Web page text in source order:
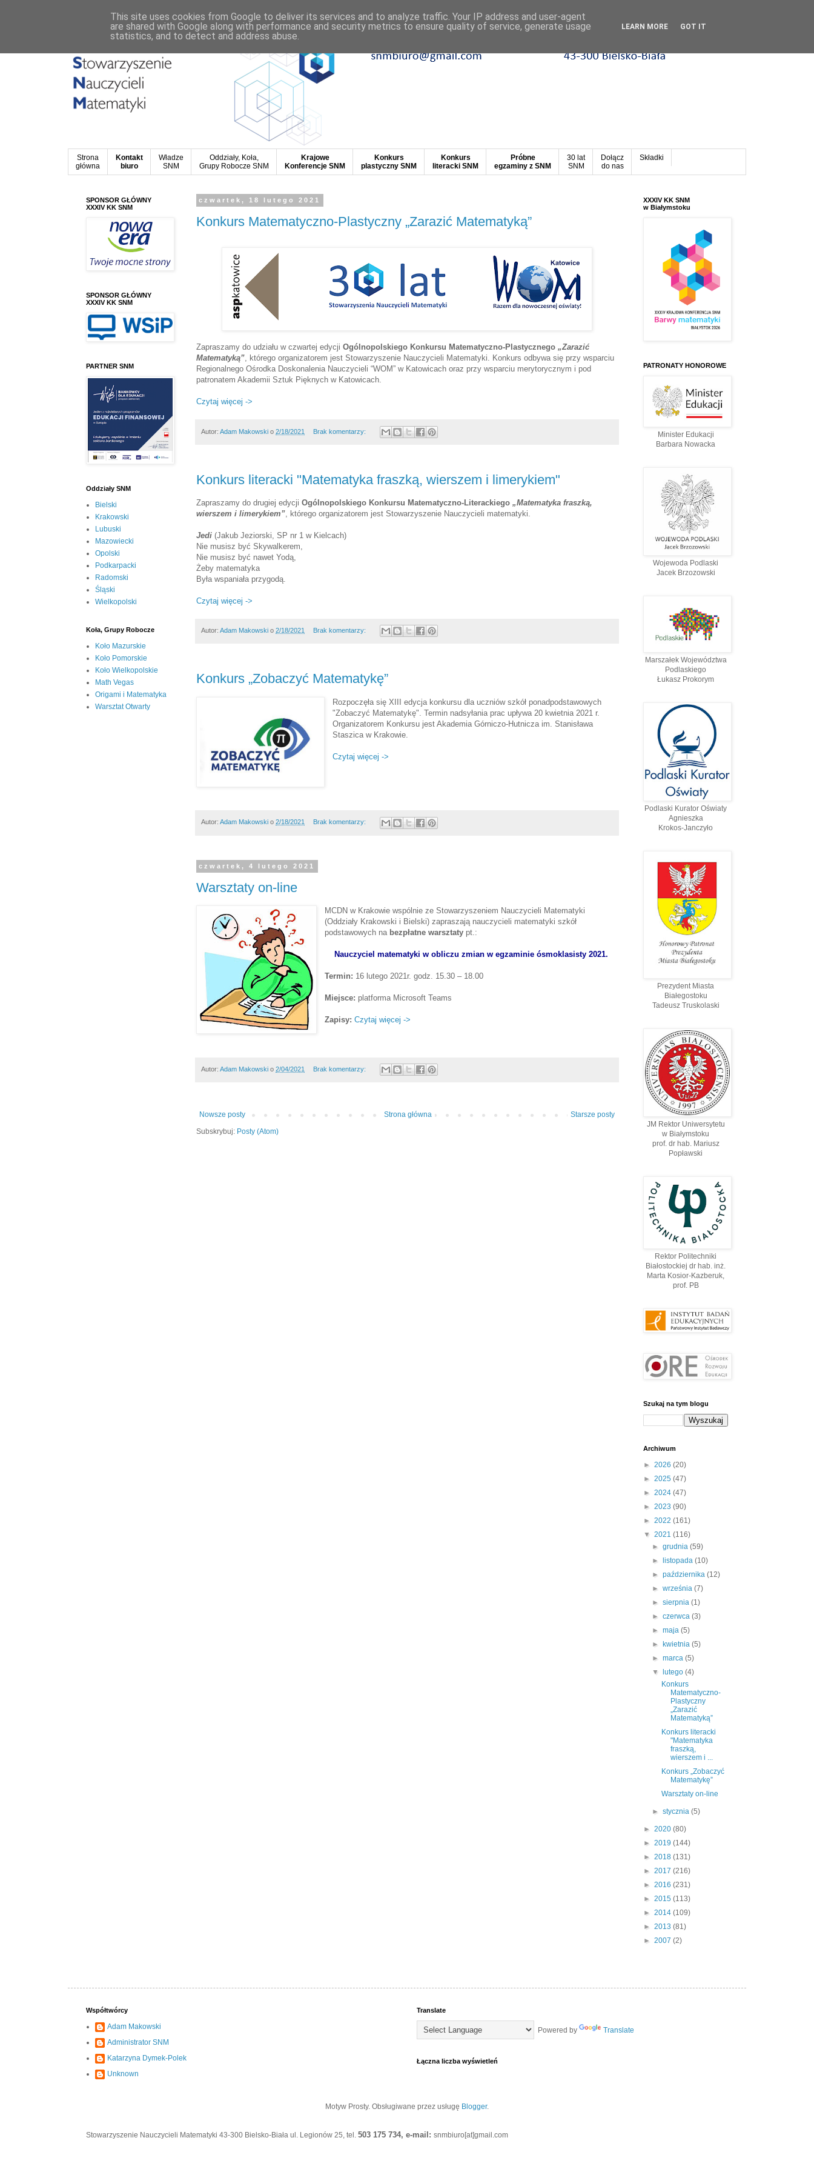
Strona
główna
Kontakt
biuro
Władze
SNM
Oddziały, Koła,
Grupy Robocze SNM
Krajowe
Konferencje SNM
Konkurs
plastyczny SNM
Konkurs
literacki SNM
Próbne
egzaminy z SNM
30 lat
SNM
Dołącz
do nas
Składki
czwartek, 18 lutego 2021
Konkurs Matematyczno-Plastyczny „Zarazić Matematyką”
Zapraszamy do udziału w czwartej edycji Ogólnopolskiego Konkursu Matematyczno-Plastycznego „Zarazić
Matematyką”, którego organizatorem jest Stowarzyszenie Nauczycieli Matematyki. Konkurs odbywa się przy wsparciu
Regionalnego Ośrodka Doskonalenia Nauczycieli “WOM” w Katowicach oraz przy wsparciu merytorycznym i pod
patronatem Akademii Sztuk Pięknych w Katowicach.
Czytaj więcej ->
Autor: Adam Makowski o 2/18/2021 Brak komentarzy:
Konkurs literacki "Matematyka fraszką, wierszem i limerykiem"
Zapraszamy do drugiej edycji Ogólnopolskiego Konkursu Matematyczno-Literackiego „Matematyka fraszką,
wierszem i limerykiem”, którego organizatorem jest Stowarzyszenie Nauczycieli matematyki.
Jedi (Jakub Jeziorski, SP nr 1 w Kielcach)
Nie musisz być Skywalkerem,
Nie musisz być nawet Yodą,
Żeby matematyka
Była wspaniała przygodą.
Czytaj więcej ->
Autor: Adam Makowski o 2/18/2021 Brak komentarzy:
Konkurs „Zobaczyć Matematykę”
Rozpoczęła się XIII edycja konkursu dla uczniów szkół ponadpodstawowych
"Zobaczyć Matematykę". Termin nadsyłania prac upływa 20 kwietnia 2021 r.
Organizatorem Konkursu jest Akademia Górniczo-Hutnicza im. Stanisława
Staszica w Krakowie.
Czytaj więcej ->
Autor: Adam Makowski o 2/18/2021 Brak komentarzy:
czwartek, 4 lutego 2021
Warsztaty on-line
MCDN w Krakowie wspólnie ze Stowarzyszeniem Nauczycieli Matematyki
(Oddziały Krakowski i Bielski) zapraszają nauczycieli matematyki szkół
podstawowych na bezpłatne warsztaty pt.:
Nauczyciel matematyki w obliczu zmian w egzaminie ósmoklasisty 2021.
Termin: 16 lutego 2021r. godz. 15.30 – 18.00
Miejsce: platforma Microsoft Teams
Zapisy: Czytaj więcej ->
Autor: Adam Makowski o 2/04/2021 Brak komentarzy:
Nowsze posty Starsze posty
Strona główna
Subskrybuj: Posty (Atom)
SPONSOR GŁÓWNY
XXXIV KK SNM
SPONSOR GŁÓWNY
XXXIV KK SNM
PARTNER SNM
Oddziały SNM
Bielski
Krakowski
Lubuski
Mazowiecki
Opolski
Podkarpacki
Radomski
Śląski
Wielkopolski
Koła, Grupy Robocze
Koło Mazurskie
Koło Pomorskie
Koło Wielkopolskie
Math Vegas
Origami i Matematyka
Warsztat Otwarty
XXXIV KK SNM
w Białymstoku
PATRONATY HONOROWE
Minister Edukacji
Barbara Nowacka
Wojewoda Podlaski
Jacek Brzozowski
Marszałek Województwa
Podlaskiego
Łukasz Prokorym
Podlaski Kurator Oświaty
Agnieszka
Krokos-Janczyło
Prezydent Miasta
Białegostoku
Tadeusz Truskolaski
JM Rektor Uniwersytetu
w Białymstoku
prof. dr hab. Mariusz
Popławski
Rektor Politechniki
Białostockiej dr hab. inż.
Marta Kosior-Kazberuk,
prof. PВ
Szukaj na tym blogu
Archiwum
► 2026 (20)
► 2025 (47)
► 2024 (47)
► 2023 (90)
► 2022 (161)
▼ 2021 (116)
►grudnia(59)
►
listopada(10)
►października(12)
►września(7)
►sierpnia(1)
►czerwca(3)
►maja(5)
►
kwietnia(5)
►marca(5)
▼
lutego(4)
Konkurs
Matematyczno-
Plastyczny
„Zarazić
Matematyką”
Konkurs literacki
"Matematyka
fraszką,
wierszem i ...
Konkurs „Zobaczyć
Matematykę”
Warsztaty on-line
►stycznia(5)
► 2020 (80)
► 2019 (144)
► 2018 (131)
► 2017 (216)
► 2016 (231)
► 2015 (113)
► 2014 (109)
► 2013 (81)
► 2007 (2)
Współtwórcy
Adam Makowski
Administrator SNM
Katarzyna Dymek-Polek
Unknown
Translate
Powered by Translate
Łączna liczba wyświetleń
Motyw Prosty. Obsługiwane przez usługę Blogger.
Stowarzyszenie Nauczycieli Matematyki 43-300 Bielsko-Biała ul. Legionów 25, tel. 503 175 734, e-mail: snmbiuro[at]gmail.com
This site uses cookies from Google to deliver its services and to analyze traffic. Your IP address and user-agent
are shared with Google along with performance and security metrics to ensure quality of service, generate usage
statistics, and to detect and address abuse.
LEARN MORE GOT IT